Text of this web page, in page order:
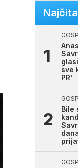
sve
PR'
Bile